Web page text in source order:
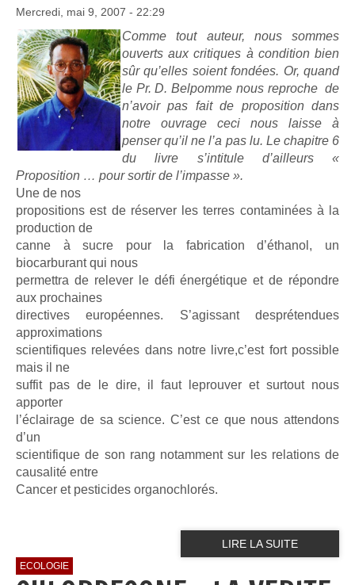
Mercredi, mai 9, 2007 - 22:29
Comme tout auteur, nous sommes
ouverts aux critiques à condition bien
sûr qu’elles soient fondées. Or, quand
le Pr. D. Belpomme nous reproche de
n’avoir pas fait de proposition dans
notre ouvrage ceci nous laisse à
penser qu’il ne l’a pas lu. Le chapitre 6
du livre s’intitule d’ailleurs «
Proposition … pour sortir de l’impasse ».
Une de nos
propositions est de réserver les terres contaminées à la
production de
canne à sucre pour la fabrication d’éthanol, un
biocarburant qui nous
permettra de relever le défi énergétique et de répondre
aux prochaines
directives européennes. S’agissant desprétendues
approximations
scientifiques relevées dans notre livre,c’est fort possible
mais il ne
suffit pas de le dire, il faut leprouver et surtout nous
apporter
l’éclairage de sa science. C’est ce que nous attendons
d’un
scientifique de son rang notamment sur les relations de
causalité entre
Cancer et pesticides organochlorés.
LIRE LA SUITE
ECOLOGIE